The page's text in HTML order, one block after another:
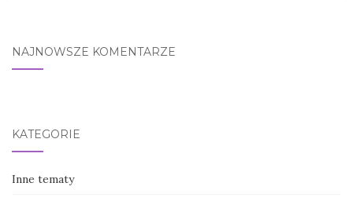
NAJNOWSZE KOMENTARZE
KATEGORIE
Inne tematy